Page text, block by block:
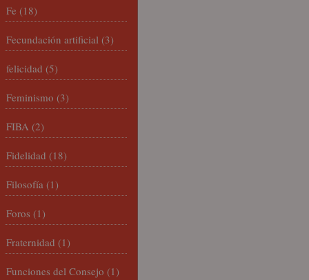
Fe (18)
Fecundación artificial (3)
felicidad (5)
Feminismo (3)
FIBA (2)
Fidelidad (18)
Filosofía (1)
Foros (1)
Fraternidad (1)
Funciones del Consejo (1)